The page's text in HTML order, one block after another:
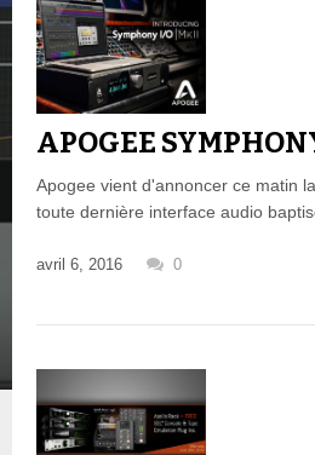
APOGEE
Apogee vient d'annoncer ce matin
toute dernière interface audio
avril 6, 2016 0